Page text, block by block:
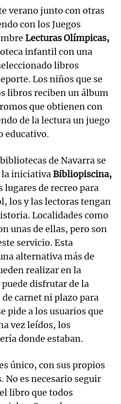
verano junto con otras
con los Juegos
Lecturas Olímpicas,
infantil con una
libros
Los niños que se
libros reciben un álbum
que obtienen con
de la lectura un juego
educativo.
de Navarra se
la iniciativaBibliopiscina,
lugares de recreo para
los y las lectoras tengan
Localidades como
unas de ellas, pero son
servicio. Esta
alternativa más de
realizar en la
disfrutar de la
carnet ni plazo para
pide a los usuarios que
vez leídos, los
donde estaban.
único, con sus propios
No es necesario seguir
libro que todos